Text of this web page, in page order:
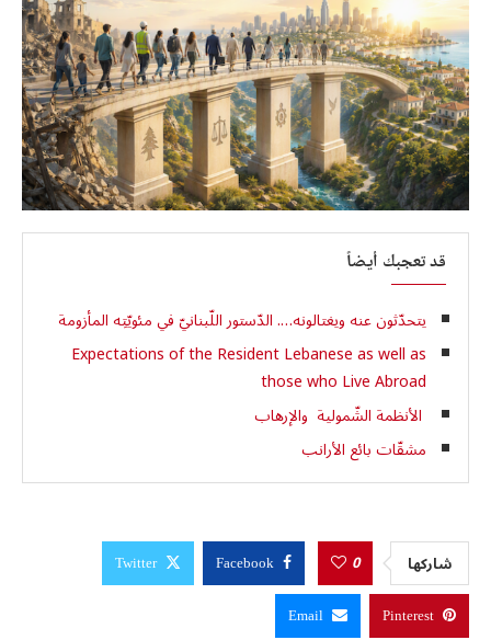
قد تعجبك أيضاً
يتحدّثون عنه ويغتالونه…. الدّستور اللّبنانيّ في مئويّتِه المأزومة
Expectations of the Resident Lebanese as well as
those who Live Abroad
الأنظمة الشّمولية والإرهاب
مشقّات بائع الأرانب
شاركها 0
Facebook
Twitter
Pinterest
Email